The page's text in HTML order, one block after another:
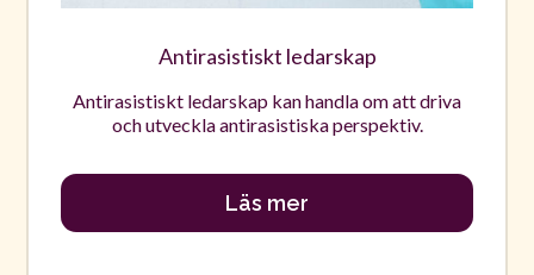
Antirasistiskt ledarskap
Antirasistiskt ledarskap kan handla om att driva
och utveckla antirasistiska perspektiv.
Läs mer